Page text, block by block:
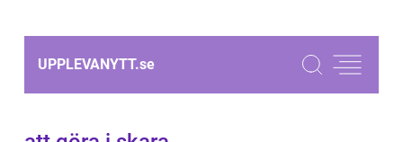
UPPLEVANYTT.se